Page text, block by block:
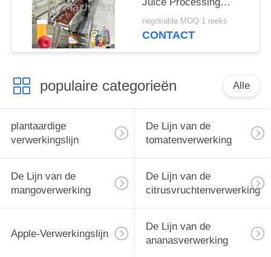
Machine 0.5T/H -
30T/H
negotiable MOQ:1 reeks
CONTACT
populaire categorieën Alle
plantaardige
verwerkingslijn
De Lijn van de
tomatenverwerking
De Lijn van de
mangoverwerking
De Lijn van de
citrusvruchtenverwerking
Apple-Verwerkingslijn
De Lijn van de
ananasverwerking